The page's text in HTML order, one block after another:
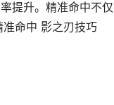
提升。精准命中不仅
命中 影之刃技巧